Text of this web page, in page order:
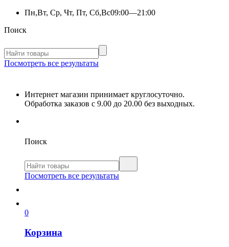
Пн,Вт, Ср, Чт, Пт, Сб,Вс09:00—21:00
Поиск
Посмотреть все результаты
Интернет магазин принимает круглосуточно.
Обработка заказов с 9.00 до 20.00 без выходных.
Поиск
Посмотреть все результаты
0
Корзина